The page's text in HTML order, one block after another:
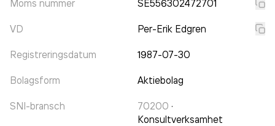
Moms nummer SE556302472701
VD Per-Erik Edgren
Registreringsdatum 1987-07-30
Bolagsform Aktiebolag
SNI-bransch 70200 ·
Konsultverksamhet